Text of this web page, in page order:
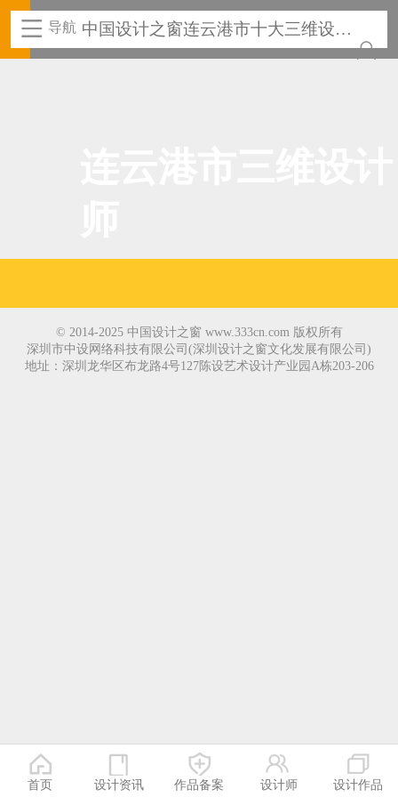
导航 中国设计之窗连云港市十大三维设计
师
© 2014-2025 中国设计之窗 www.333cn.com 版权所有
深圳市中设网络科技有限公司(深圳设计之窗文化发展有限公司)
地址：深圳龙华区布龙路4号127陈设艺术设计产业园A栋203-206
首页 设计资讯 作品备案 设计师 设计作品